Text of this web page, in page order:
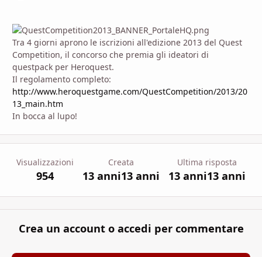
Tra 4 giorni aprono le iscrizioni all'edizione 2013 del Quest
Competition, il concorso che premia gli ideatori di
questpack per Heroquest.
Il regolamento completo:
http://www.heroquestgame.com/QuestCompetition/2013/20
13_main.htm
In bocca al lupo!
Visualizzazioni
954
Creata
13 anni13 anni
Ultima risposta
13 anni13 anni
Crea un account o accedi per commentare